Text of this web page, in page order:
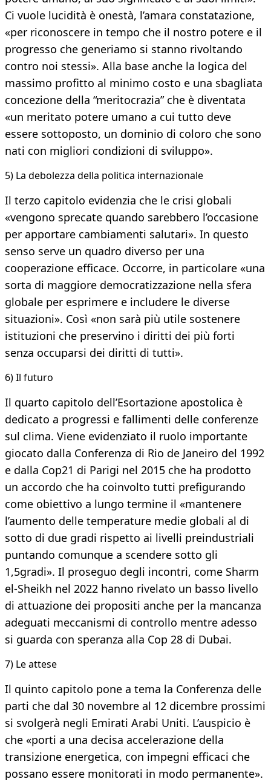
Ci vuole lucidità è onestà, l’amara constatazione,
«per riconoscere in tempo che il nostro potere e il
progresso che generiamo si stanno rivoltando
contro noi stessi». Alla base anche la logica del
massimo profitto al minimo costo e una sbagliata
concezione della “meritocrazia” che è diventata
«un meritato potere umano a cui tutto deve
essere sottoposto, un dominio di coloro che sono
nati con migliori condizioni di sviluppo».
5) La debolezza della politica internazionale
Il terzo capitolo evidenzia che le crisi globali
«vengono sprecate quando sarebbero l’occasione
per apportare cambiamenti salutari». In questo
senso serve un quadro diverso per una
cooperazione efficace. Occorre, in particolare «una
sorta di maggiore democratizzazione nella sfera
globale per esprimere e includere le diverse
situazioni». Così «non sarà più utile sostenere
istituzioni che preservino i diritti dei più forti
senza occuparsi dei diritti di tutti».
6) Il futuro
Il quarto capitolo dell’Esortazione apostolica è
dedicato a progressi e fallimenti delle conferenze
sul clima. Viene evidenziato il ruolo importante
giocato dalla Conferenza di Rio de Janeiro del 1992
e dalla Cop21 di Parigi nel 2015 che ha prodotto
un accordo che ha coinvolto tutti prefigurando
come obiettivo a lungo termine il «mantenere
l’aumento delle temperature medie globali al di
sotto di due gradi rispetto ai livelli preindustriali
puntando comunque a scendere sotto gli
1,5gradi». Il proseguo degli incontri, come Sharm
el-Sheikh nel 2022 hanno rivelato un basso livello
di attuazione dei propositi anche per la mancanza
adeguati meccanismi di controllo mentre adesso
si guarda con speranza alla Cop 28 di Dubai.
7) Le attese
Il quinto capitolo pone a tema la Conferenza delle
parti che dal 30 novembre al 12 dicembre prossimi
si svolgerà negli Emirati Arabi Uniti. L’auspicio è
che «porti a una decisa accelerazione della
transizione energetica, con impegni efficaci che
possano essere monitorati in modo permanente».